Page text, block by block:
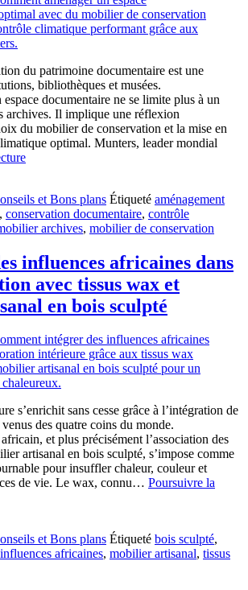
préparer
son
du patrimoine documentaire est une
bibliothèques et musées.
espace documentaire ne se limite plus à un
archives. Il implique une réflexion
du mobilier de conservation et la mise en
optimal. Munters, leader mondial
Aménager
documentaire
avec
mobilier
conservation
et
contrôle
climatique
Munters
et Bons plans Étiqueté aménagement
, conservation documentaire, contrôle
archives, mobilier de conservation
influences africaines dans
avec tissus wax et
en bois sculpté
s’enrichit sans cesse grâce à l’intégration de
des quatre coins du monde.
et plus précisément l’association des
artisanal en bois sculpté, s’impose comme
pour insuffler chaleur, couleur et
de vie. Le wax, connu… Poursuivre la
et Bons plans Étiqueté bois sculpté,
influences africaines, mobilier artisanal, tissus